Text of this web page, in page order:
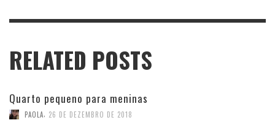
RELATED POSTS
Quarto pequeno para meninas
PAOLA 26 DE DEZEMBRO DE 2018